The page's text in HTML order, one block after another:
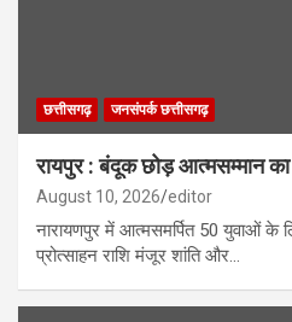
छत्तीसगढ़ जनसंपर्क छत्तीसगढ़
रायपुर : ​बंदूक छोड़ आत्मसम्मान का
August 10, 2026 editor
नारायणपुर में आत्मसमर्पित 50 युवाओं के
प्रोत्साहन राशि मंजूर शांति और…